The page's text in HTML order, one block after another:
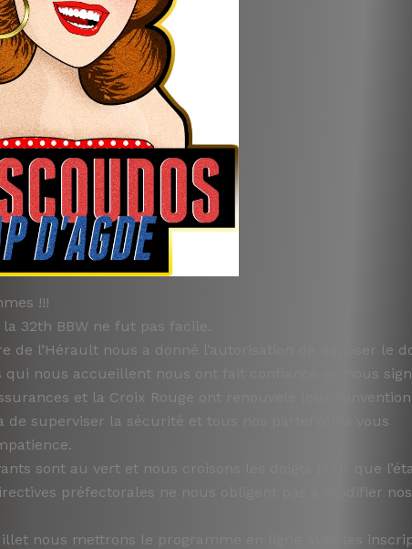
!!!
la 32th BBW ne fut pas facile.
de l’Hérault nous a donné l’autorisation de déposer le
qui nous accueillent nous ont fait confiance en nous
et la Croix Rouge ont renouvelé leur
de superviser la sécurité et tous nos partenaires vous
sont au vert et nous croisons les doigts pour que
préfectorales ne nous obligent pas à modifier nos
nous mettrons le programme en ligne avec les